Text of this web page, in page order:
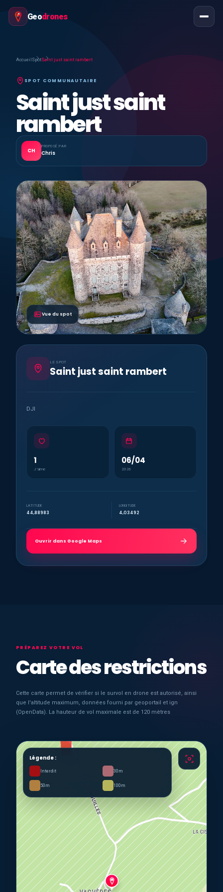
Geodrones
Accueil SpotSaint just saint rambert
SPOT COMMUNAUTAIRE
Saint just saint
rambert
CH
PROPOSÉ PAR
Chris
Vue du spot
LE SPOT
Saint just saint rambert
DJI
1
J’aime
06/04
2026
LATITUDE
44,88983
LONGITUDE
4,03492
Ouvrir dans Google Maps
PRÉPAREZ VOTRE VOL
Carte des restrictions
Cette carte permet de vérifier si le survol en drone est autorisé, ainsi
que l'altitude maximum, données fourni par geoportail et ign
(OpenData). La hauteur de vol maximale est de 120 mètres
Légende :
Interdit 30m
50m 100m